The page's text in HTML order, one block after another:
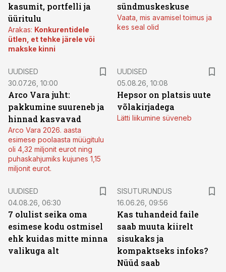
kasumit, portfelli ja
üüritulu
Arakas: Konkurentidele
ütlen, et tehke järele või
makske kinni
sündmuskeskuse
Vaata, mis avamisel toimus ja
kes seal olid
UUDISED
30.07.26, 10:00
Arco Vara juht:
pakkumine suureneb ja
hinnad kasvavad
Arco Vara 2026. aasta
esimese poolaasta müügitulu
oli 4,32 miljonit eurot ning
puhaskahjumiks kujunes 1,15
miljonit eurot.
UUDISED
05.08.26, 10:08
Hepsor on platsis uute
võlakirjadega
Lätti liikumine süveneb
UUDISED
04.08.26, 06:30
7 olulist seika oma
esimese kodu ostmisel
ehk kuidas mitte minna
valikuga alt
SISUTURUNDUS
16.06.26, 09:56
Kas tuhandeid faile
saab muuta kiirelt
sisukaks ja
kompaktseks infoks?
Nüüd saab